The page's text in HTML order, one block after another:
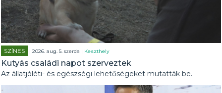
SZÍNES | 2026. aug. 5. szerda | Keszthely
Kutyás családi napot szerveztek
Az állatjóléti- és egészségi lehetőségeket mutatták be.